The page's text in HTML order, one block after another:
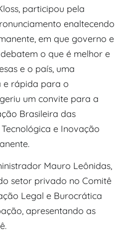
participou pela
enaltecendo
em que governo e
o que é melhor e
e o país, uma
e rápida para o
um convite para a
Brasileira das
e Inovação
Mauro Leônidas,
setor privado no Comitê
Legal e Burocrática
apresentando as